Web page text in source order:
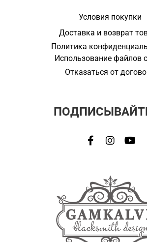
Условия покупки
Доставка и возврат
Политика
Использование файлов
Отказаться от